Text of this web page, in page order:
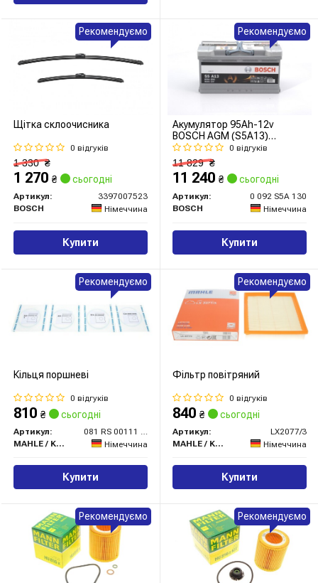
Щітка склоочисника
0 відгуків
1 330₴
1 270 ₴ сьогодні
Артикул:
3397007523
BOSCH
Німеччина
Купити
Рекомендуємо
Акумулятор 95Ah-12v
BOSCH AGM (S5A13)
(353x175x190),R,EN850
0 відгуків
11 829₴
11 240 ₴ сьогодні
Артикул:
0 092 S5A 130
BOSCH
Німеччина
Купити
Рекомендуємо
Кільця поршневі
0 відгуків
810 ₴ сьогодні
Артикул:
MAHLE / KNECHT
Німеччина
Купити
Рекомендуємо
Фільтр повітряний
0 відгуків
840 ₴ сьогодні
Артикул:
LX2077/3
MAHLE / KNECHT
Німеччина
Купити
Рекомендуємо
Рекомендуємо Рекомендуємо